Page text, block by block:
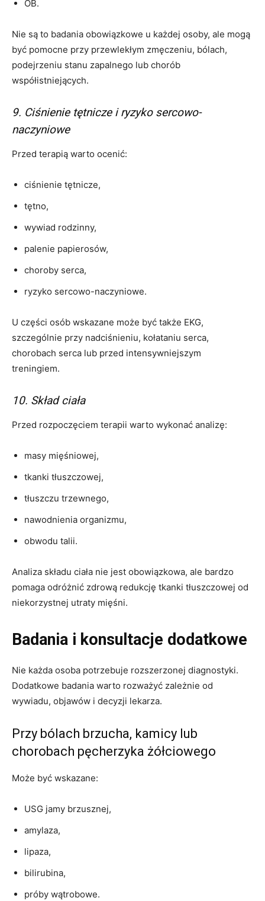
OB.
Nie są to badania obowiązkowe u każdej osoby, ale mogą
być pomocne przy przewlekłym zmęczeniu, bólach,
podejrzeniu stanu zapalnego lub chorób
współistniejących.
9. Ciśnienie tętnicze i ryzyko sercowo-
naczyniowe
Przed terapią warto ocenić:
ciśnienie tętnicze,
tętno,
wywiad rodzinny,
palenie papierosów,
choroby serca,
ryzyko sercowo-naczyniowe.
U części osób wskazane może być także EKG,
szczególnie przy nadciśnieniu, kołataniu serca,
chorobach serca lub przed intensywniejszym
treningiem.
10. Skład ciała
Przed rozpoczęciem terapii warto wykonać analizę:
masy mięśniowej,
tkanki tłuszczowej,
tłuszczu trzewnego,
nawodnienia organizmu,
obwodu talii.
Analiza składu ciała nie jest obowiązkowa, ale bardzo
pomaga odróżnić zdrową redukcję tkanki tłuszczowej od
niekorzystnej utraty mięśni.
Badania i konsultacje dodatkowe
Nie każda osoba potrzebuje rozszerzonej diagnostyki.
Dodatkowe badania warto rozważyć zależnie od
wywiadu, objawów i decyzji lekarza.
Przy bólach brzucha, kamicy lub
chorobach pęcherzyka żółciowego
Może być wskazane:
USG jamy brzusznej,
amylaza,
lipaza,
bilirubina,
próby wątrobowe.